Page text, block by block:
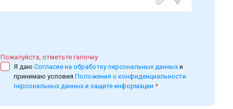
Пожалуйста, отметьте галочку
Я даю Согласие на обработку персональных данных и
принимаю условия Положения о конфиденциальности
персональных данных и защите информации *